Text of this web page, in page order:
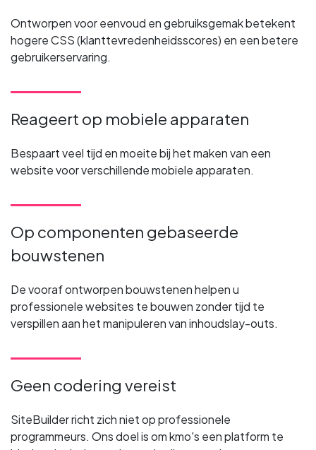
Ontworpen voor eenvoud en gebruiksgemak betekent
hogere CSS (klanttevredenheidsscores) en een betere
gebruikerservaring.
Reageert op mobiele apparaten
Bespaart veel tijd en moeite bij het maken van een
website voor verschillende mobiele apparaten.
Op componenten gebaseerde
bouwstenen
De vooraf ontworpen bouwstenen helpen u
professionele websites te bouwen zonder tijd te
verspillen aan het manipuleren van inhoudslay-outs.
Geen codering vereist
SiteBuilder richt zich niet op professionele
programmeurs. Ons doel is om kmo's een platform te